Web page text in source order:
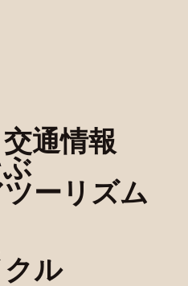
通情報
ーリズム
ル